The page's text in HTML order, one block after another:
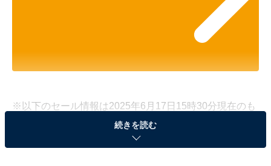
※以下のセール情報は2025年6月17日15時30分現在のも
のです。値段の変更、売り切れの場合もあります。
※本記事で紹介している商品の購入やサービスの利用により、売上の一部が
続きを読む